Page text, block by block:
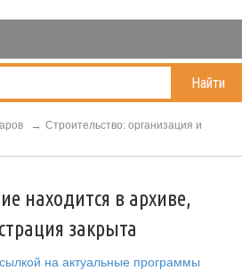
Найти
Строительство: организация и
находится в архиве,
закрыта
на актуальные программы